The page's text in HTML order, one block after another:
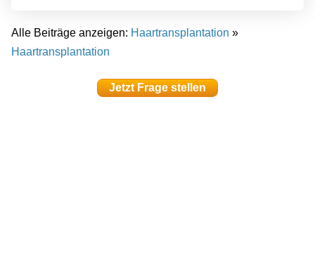
Alle Beiträge anzeigen: Haartransplantation »
Haartransplantation
Jetzt Frage stellen